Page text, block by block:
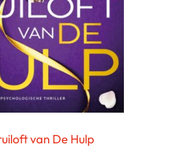
van De Hulp